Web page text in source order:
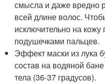
смысла и даже вредно
всей длине волос.
исключительно на
подушечками пальцев.
Эффект маски из лука
состав на водяной
тела (36-37 градусов).